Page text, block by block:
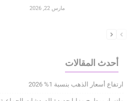
مارس 22, 2026
أحدث المقالات
ارتفاع أسعار الذهب بنسبة 1% 2026